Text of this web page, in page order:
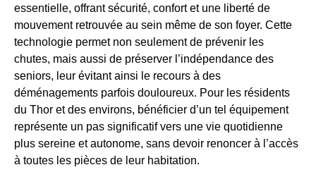
essentielle, offrant sécurité, confort et une liberté de
mouvement retrouvée au sein même de son foyer. Cette
technologie permet non seulement de prévenir les
chutes, mais aussi de préserver l’indépendance des
seniors, leur évitant ainsi le recours à des
déménagements parfois douloureux. Pour les résidents
du Thor et des environs, bénéficier d’un tel équipement
représente un pas significatif vers une vie quotidienne
plus sereine et autonome, sans devoir renoncer à l’accès
à toutes les pièces de leur habitation.